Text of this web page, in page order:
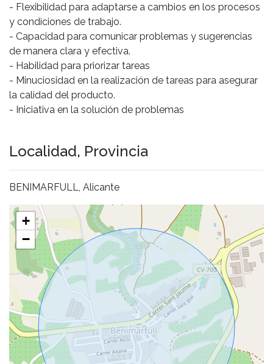
- Flexibilidad para adaptarse a cambios en los procesos
y condiciones de trabajo.
- Capacidad para comunicar problemas y sugerencias
de manera clara y efectiva.
- Habilidad para priorizar tareas
- Minuciosidad en la realización de tareas para asegurar
la calidad del producto.
- Iniciativa en la solución de problemas
Localidad, Provincia
BENIMARFULL, Alicante
+
−